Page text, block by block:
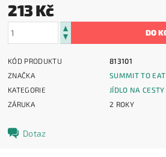
213 Kč
KÓD PRODUKTU
813101
ZNAČKA
SUMMIT TO EAT
KATEGORIE
JÍDLO NA CESTY
ZÁRUKA
2 ROKY
Dotaz